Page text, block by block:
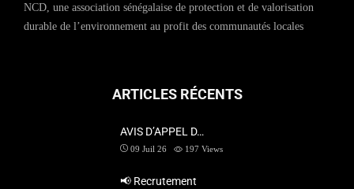
NCD, une association sénégalaise de protection et de valorisation
durable de l’environnement au profit des communautés locales
ARTICLES RÉCENTS
AVIS D’APPEL D…
09 Juil 26 197 Views
📢 Recrutement